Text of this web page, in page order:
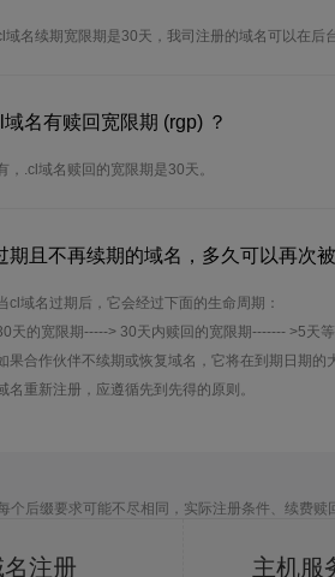
域名续期宽限期是30天，我司注册的域名可以在后
域名有赎回宽限期 (rgp) ？
，.cl域名赎回的宽限期是30天。
期且不再续期的域名，多久可以再次
cl域名过期后，它会经过下面的生命周期：
天的宽限期-----> 30天内赎回的宽限期------- >5天
果合作伙伴不续期或恢复域名，它将在到期日期的
名重新注册，应遵循先到先得的原则。
个后缀要求可能不尽相同，实际注册条件、续费赎
注册 主机服